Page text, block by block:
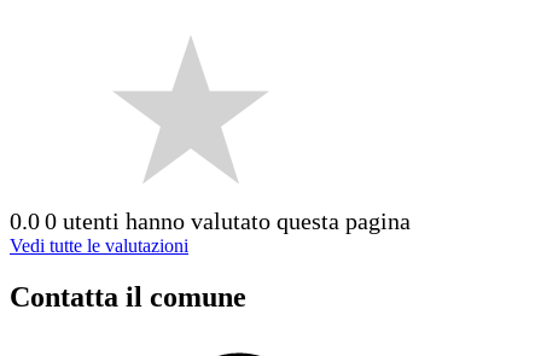
0.00 utenti hanno valutato questa pagina
Vedi tutte le valutazioni
Contatta il comune